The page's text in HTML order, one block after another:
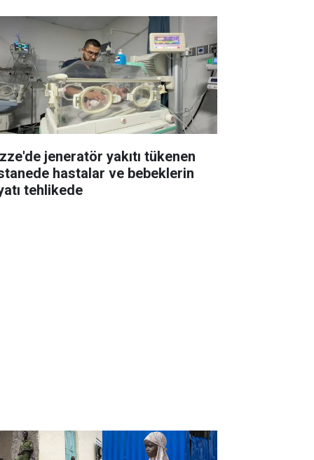
jeneratör yakıtı tükenen
hastalar ve bebeklerin
tehlikede